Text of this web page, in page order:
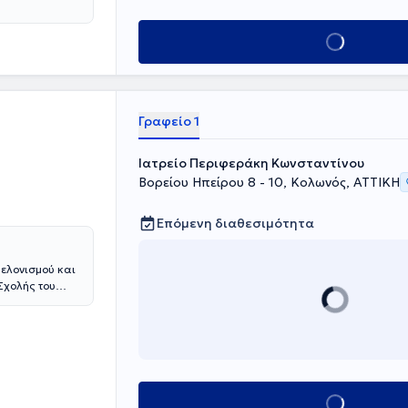
την ευκαιρία
στην
Κλείσε ραντεβού
και
του
Γραφείο 1
Ιατρείο Περιφεράκη Κωνσταντίνου
Βορείου Ηπείρου 8 - 10, Κολωνός, ΑΤΤΙΚΗ
Επόμενη διαθεσιμότητα
Κλείσε ραντεβού